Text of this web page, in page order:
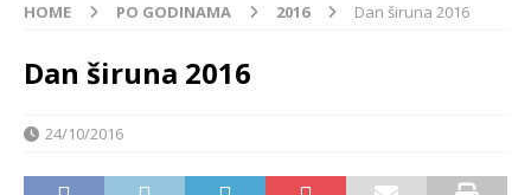
HOME PO GODINAMA 2016 Dan širuna 2016
Dan širuna 2016
24/10/2016